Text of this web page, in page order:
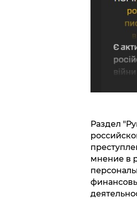
Раздел
мнение в